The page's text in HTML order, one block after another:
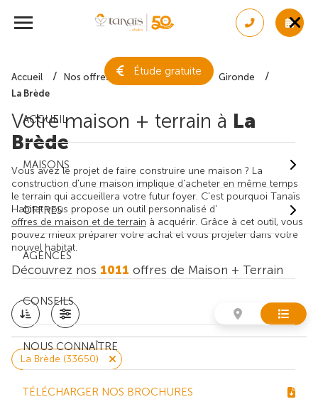
Étude gratuite
ACCUEIL
MAISONS
OFFRES
AGENCES
CONSEILS
NOUS CONNAÎTRE
TÉLÉCHARGER NOS BROCHURES
Accueil Nos offres de maison + terrain
Gironde
La Brède
Votre maison + terrain à La
Brède
Vous avez le projet de faire construire une maison ? La
construction d'une maison implique d'acheter en même temps
le terrain qui accueillera votre futur foyer. C'est pourquoi Tanaïs
Habitat vous propose un outil personnalisé d'
offres de maison et de terrain à acquérir. Grâce à cet outil, vous
pouvez mieux préparer votre achat et vous projeter dans votre
nouvel habitat.
Découvrez nos 1011 offres de Maison + Terrain
La Brède (33650)